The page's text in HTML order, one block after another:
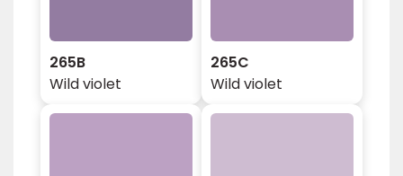
265B
Wild violet
265C
Wild violet